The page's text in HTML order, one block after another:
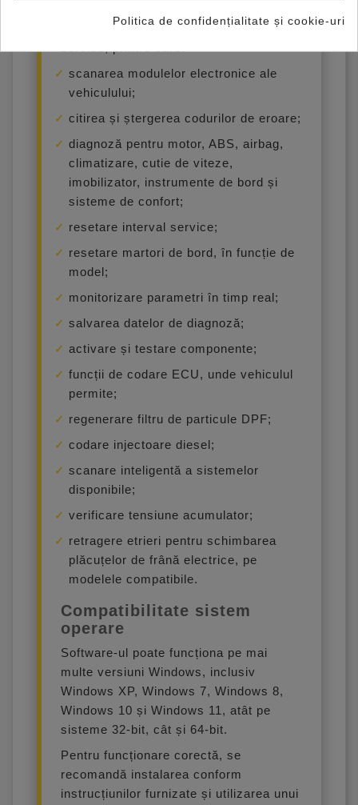
largi de operațiuni de diagnoză și
scanarea modulelor electronice ale
vehiculului;
citirea și ștergerea codurilor de eroare;
diagnoză pentru motor, ABS, airbag,
climatizare, cutie de viteze,
imobilizator, instrumente de bord și
sisteme de confort;
resetare interval service;
resetare martori de bord, în funcție de
model;
monitorizare parametri în timp real;
salvarea datelor de diagnoză;
activare și testare componente;
funcții de codare ECU, unde vehiculul
permite;
regenerare filtru de particule DPF;
codare injectoare diesel;
scanare inteligentă a sistemelor
disponibile;
verificare tensiune acumulator;
retragere etrieri pentru schimbarea
plăcuțelor de frână electrice, pe
modelele compatibile.
Compatibilitate sistem
operare
Software-ul poate funcționa pe mai
multe versiuni Windows, inclusiv
Windows XP, Windows 7, Windows 8,
Windows 10 și Windows 11, atât pe
sisteme 32-bit, cât și 64-bit.
Pentru funcționare corectă, se
recomandă instalarea conform
instrucțiunilor furnizate și utilizarea unui
Politica de confidențialitate și cookie-uri